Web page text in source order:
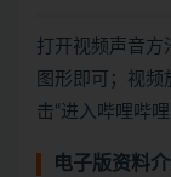
打开视频声音方
图形即可；视
击“进入哔哩哔
电子版资料介